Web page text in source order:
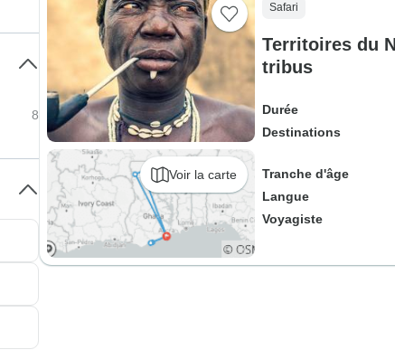
Voir la carte
Safari
Territoires du
tribus
Durée
Destinations
Tranche d'âge
Langue
Voyagiste
8